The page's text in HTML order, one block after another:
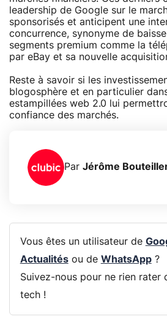
leadership de Google sur le
sponsorisés et anticipent une
concurrence, synonyme de
segments premium comme la
par eBay et sa nouvelle
Reste à savoir si les
blogosphère et en particulier
estampillées web 2.0 lui
confiance des marchés.
Par Jérôme
Vous êtes un utilisateur de
Actualitésou de WhatsApp?
Suivez-nous pour ne rien rater
tech !